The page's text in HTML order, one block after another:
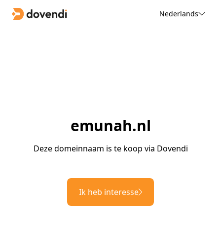
Nederlands
emunah.nl
Deze domeinnaam is te koop via Dovendi
Ik heb interesse